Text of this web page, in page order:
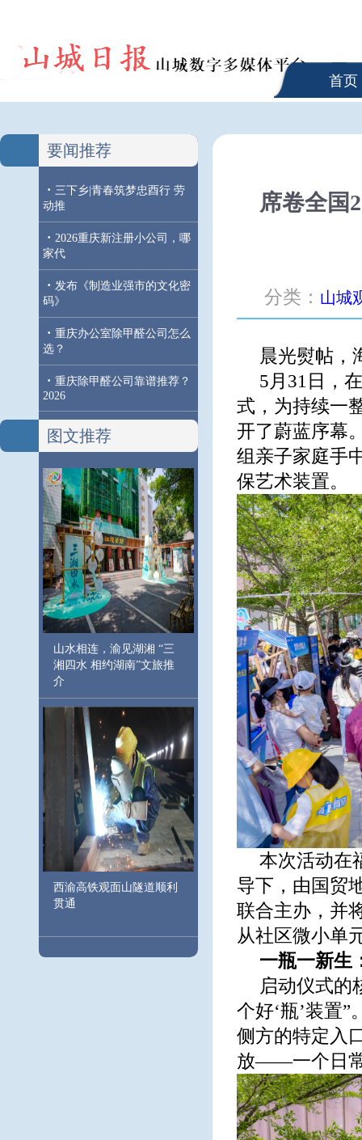
首页
要闻推荐
· 三下乡|青春筑梦忠酉行 劳
动推
· 2026重庆新注册小公司，哪
家代
· 发布《制造业强市的文化密
码》
· 重庆办公室除甲醛公司怎么
选？
· 重庆除甲醛公司靠谱推荐？
2026
图文推荐
山水相连，渝见湖湘 “三
湘四水 相约湖南”文旅推
介
西渝高铁观面山隧道顺利
贯通
席卷全国
分类： 山城
晨光熨帖，
5月31日，
式，为持续一
开了蔚蓝序幕
组亲子家庭手
保艺术装置。
本次活动在
导下，由国贸
联合主办，并
从社区微小单
一瓶一新生
启动仪式的
个好‘瓶’装置
侧方的特定入
放——一个日常